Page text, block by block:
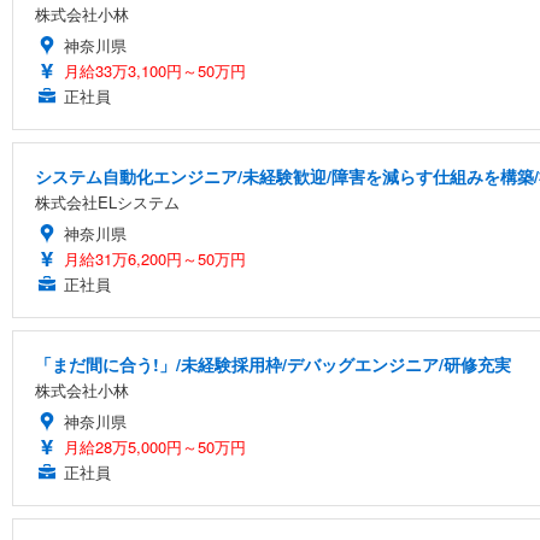
株式会社小林
神奈川県
月給33万3,100円～50万円
正社員
システム自動化エンジニア/未経験歓迎/障害を減らす仕組みを構築
株式会社ELシステム
神奈川県
月給31万6,200円～50万円
正社員
「まだ間に合う!」/未経験採用枠/デバッグエンジニア/研修充実
株式会社小林
神奈川県
月給28万5,000円～50万円
正社員